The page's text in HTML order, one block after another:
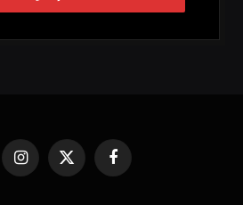
فيسبوك
X
(Twitter)